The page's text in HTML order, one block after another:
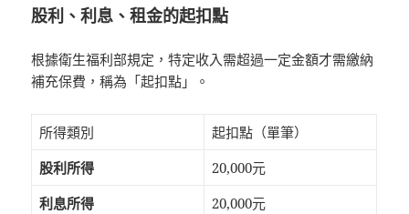
股利、利息、租金的起扣點
根據衛生福利部規定，特定收入需超過一定金額才需繳納
補充保費，稱為「起扣點」。
所得類別
起扣點（單筆）
股利所得
20,000元
利息所得
20,000元